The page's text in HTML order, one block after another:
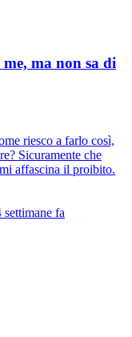
ma non sa di
riesco a farlo così,
Sicuramente che
affascina il proibito.
settimane fa